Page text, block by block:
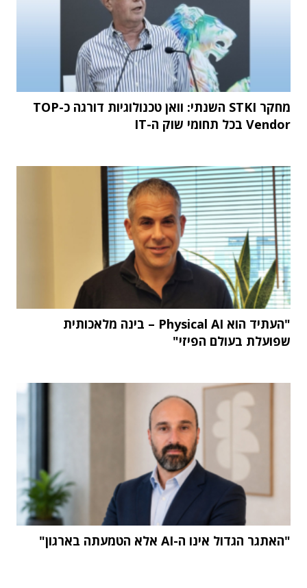
מחקר STKI השנתי: וואן טכנולוגיות דורגה כ-TOP
Vendor בכל תחומי שוק ה-IT
"העתיד הוא Physical AI – בינה מלאכותית
שפועלת בעולם הפיזי"
"האתגר הגדול אינו ה-AI אלא הטמעתה בארגון"